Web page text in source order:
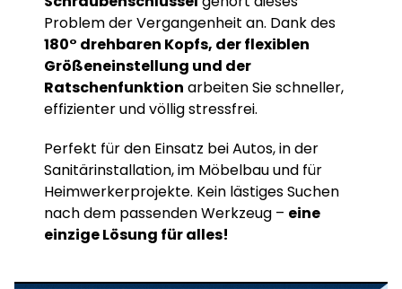
Problem der Vergangenheit an. Dank des
180° drehbaren Kopfs, der flexiblen
Größeneinstellung und der
Ratschenfunktion arbeiten Sie schneller,
effizienter und völlig stressfrei.
Perfekt für den Einsatz bei Autos, in der
Sanitärinstallation, im Möbelbau und für
Heimwerkerprojekte. Kein lästiges Suchen
nach dem passenden Werkzeug – eine
einzige Lösung für alles!